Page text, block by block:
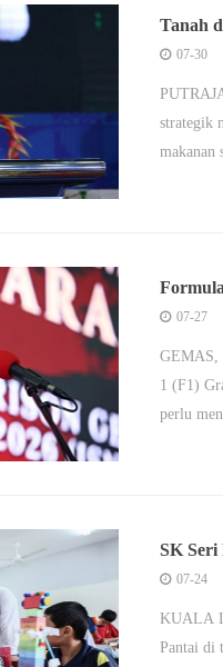
Tanah
07-30
strategik
makanan
07-27
GEMAS,
1 (F1)
perlu
SK Seri
Pantai
07-24
KUALA
Pantai di